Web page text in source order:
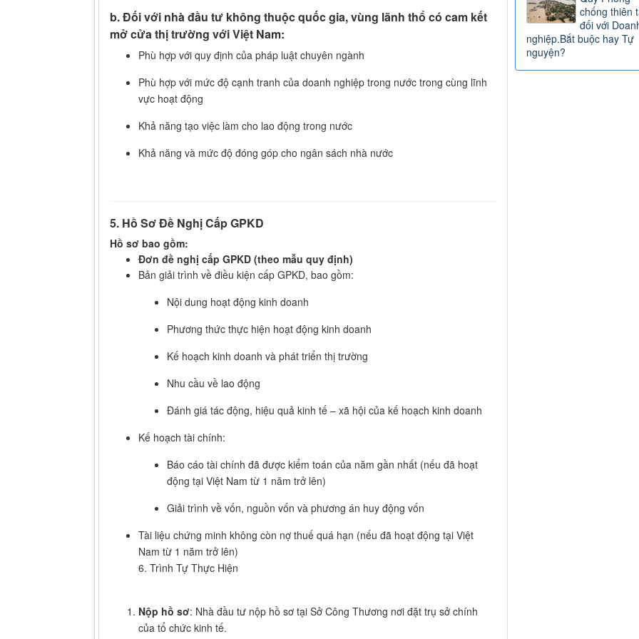
b. Đối với nhà đầu tư không thuộc quốc gia, vùng lãnh thổ có cam kết
mở cửa thị trường với Việt Nam:
Phù hợp với quy định của pháp luật chuyên ngành
Phù hợp với mức độ cạnh tranh của doanh nghiệp trong nước trong cùng lĩnh
vực hoạt động
Khả năng tạo việc làm cho lao động trong nước
Khả năng và mức độ đóng góp cho ngân sách nhà nước
5. Hồ Sơ Đề Nghị Cấp GPKD
Hồ sơ bao gồm:
Đơn đề nghị cấp GPKD (theo mẫu quy định)
Bản giải trình về điều kiện cấp GPKD, bao gồm:
Nội dung hoạt động kinh doanh
Phương thức thực hiện hoạt động kinh doanh
Kế hoạch kinh doanh và phát triển thị trường
Nhu cầu về lao động
Đánh giá tác động, hiệu quả kinh tế – xã hội của kế hoạch kinh doanh
Kế hoạch tài chính:
Báo cáo tài chính đã được kiểm toán của năm gần nhất (nếu đã hoạt
động tại Việt Nam từ 1 năm trở lên)
Giải trình về vốn, nguồn vốn và phương án huy động vốn
Tài liệu chứng minh không còn nợ thuế quá hạn (nếu đã hoạt động tại Việt
Nam từ 1 năm trở lên)
6. Trình Tự Thực Hiện
Nộp hồ sơ: Nhà đầu tư nộp hồ sơ tại Sở Công Thương nơi đặt trụ sở chính
của tổ chức kinh tế.
chống thiên
đối với
nghiệp.Bắt buộc hay Tự
nguyện?